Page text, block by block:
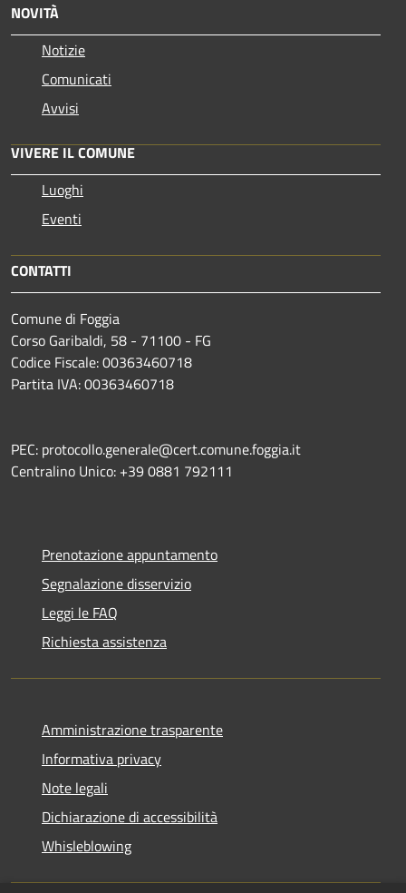
NOVITÀ
Notizie
Comunicati
Avvisi
VIVERE IL COMUNE
Luoghi
Eventi
CONTATTI
Comune di Foggia
Corso Garibaldi, 58 - 71100 - FG
Codice Fiscale: 00363460718
Partita IVA: 00363460718
PEC: protocollo.generale@cert.comune.foggia.it
Centralino Unico: +39 0881 792111
Prenotazione appuntamento
Segnalazione disservizio
Leggi le FAQ
Richiesta assistenza
Amministrazione trasparente
Informativa privacy
Note legali
Dichiarazione di accessibilità
Whisleblowing